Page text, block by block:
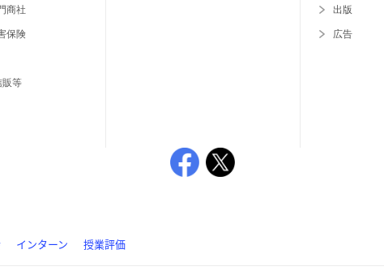
商社
保険
販等
出版
広告
インターン 授業評価